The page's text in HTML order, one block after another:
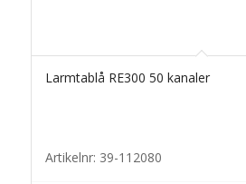
Larmtablå RE300 50 kanaler
Artikelnr: 39-112080